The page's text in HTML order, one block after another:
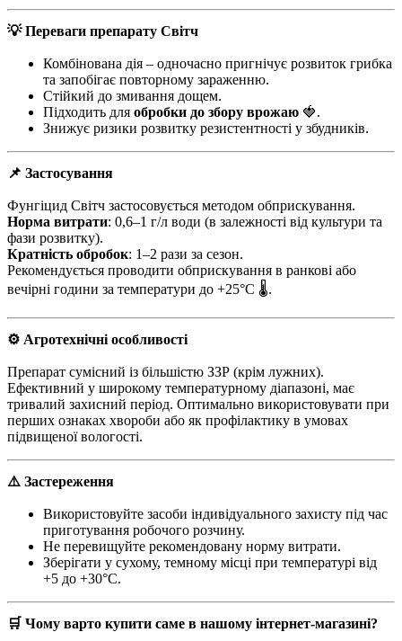
💡 Переваги препарату Світч
Комбінована дія – одночасно пригнічує розвиток грибка
та запобігає повторному зараженню.
Стійкий до змивання дощем.
Підходить для обробки до збору врожаю 🍓.
Знижує ризики розвитку резистентності у збудників.
📌 Застосування
Фунгіцид Світч застосовується методом обприскування.
Норма витрати: 0,6–1 г/л води (в залежності від культури та
фази розвитку).
Кратність обробок: 1–2 рази за сезон.
Рекомендується проводити обприскування в ранкові або
вечірні години за температури до +25°C 🌡.
⚙️ Агротехнічні особливості
Препарат сумісний із більшістю ЗЗР (крім лужних).
Ефективний у широкому температурному діапазоні, має
тривалий захисний період. Оптимально використовувати при
перших ознаках хвороби або як профілактику в умовах
підвищеної вологості.
⚠️ Застереження
Використовуйте засоби індивідуального захисту під час
приготування робочого розчину.
Не перевищуйте рекомендовану норму витрати.
Зберігати у сухому, темному місці при температурі від
+5 до +30°C.
🛒 Чому варто купити саме в нашому інтернет-магазині?